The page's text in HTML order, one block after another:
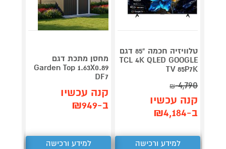
טלוויזיה חכמה "85 דגם
TCL 4K QLED GOOGLE
TV 85P7K
4,790
₪
קנה עכשיו
ב-₪4,184
למידע ורכישה
מחסן מתכת דגם
Garden Top 1.63X0.89
DF7
קנה עכשיו
ב-₪949
למידע ורכישה